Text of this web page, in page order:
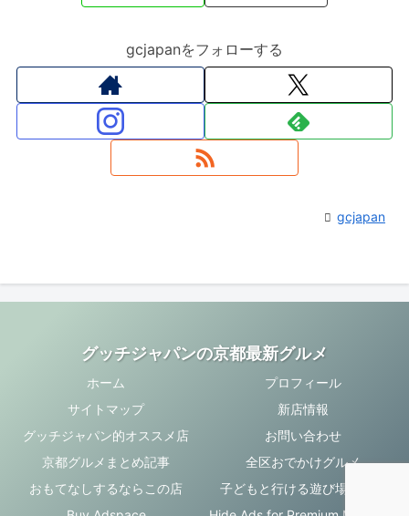
gcjapanをフォローする
gcjapan
グッチジャパンの京都最新グルメ
ホーム
プロフィール
サイトマップ
新店情報
グッチジャパン的オススメ店
お問い合わせ
京都グルメまとめ記事
全区おでかけグルメ
おもてなしするならこの店
子どもと行ける遊び場・お店